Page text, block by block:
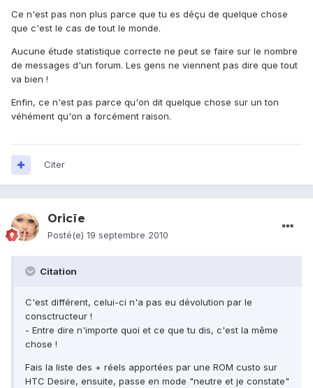
Ce n'est pas non plus parce que tu es déçu de quelque chose
que c'est le cas de tout le monde.
Aucune étude statistique correcte ne peut se faire sur le nombre
de messages d'un forum. Les gens ne viennent pas dire que tout
va bien !
Enfin, ce n'est pas parce qu'on dit quelque chose sur un ton
véhément qu'on a forcément raison.
Citer
Oricïe
Posté(e) 19 septembre 2010
Citation
C'est différent, celui-ci n'a pas eu dévolution par le
consctructeur !
- Entre dire n'importe quoi et ce que tu dis, c'est la même
chose !
Fais la liste des + réels apportées par une ROM custo sur
HTC Desire, ensuite, passe en mode "neutre et je constate"